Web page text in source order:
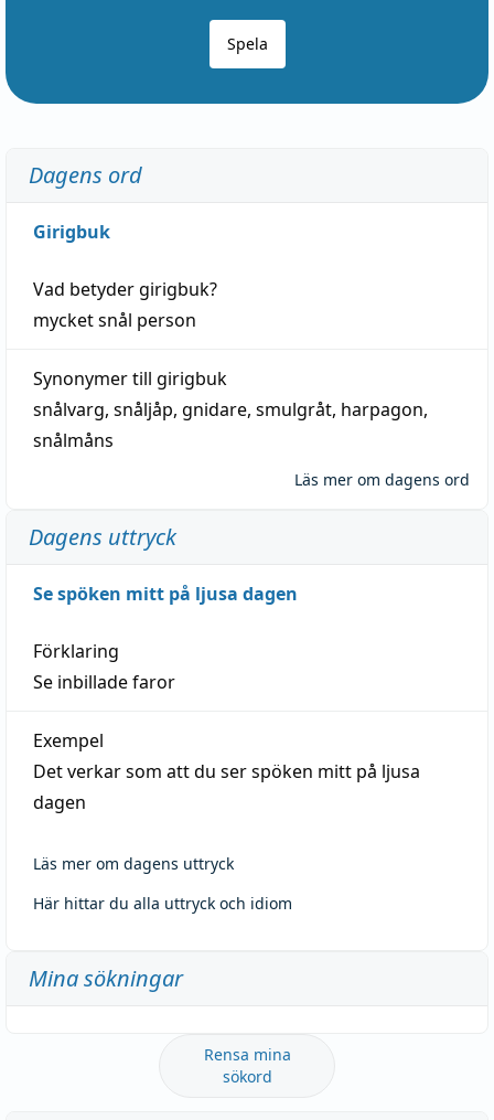
Spela
Dagens ord
Girigbuk
Vad betydergirigbuk?
mycketsnål person
Synonymer till girigbuk
snålvarg, snåljåp, gnidare, smulgråt, harpagon,
snålmåns
Läs mer om dagens ord
Dagens uttryck
Se spöken mitt på ljusa dagen
Förklaring
Se inbillade faror
Exempel
Det verkar som att du ser spöken mitt på ljusa
dagen
Läs mer om dagens uttryck
Här hittar du alla uttryck och idiom
Mina sökningar
Rensa mina
sökord